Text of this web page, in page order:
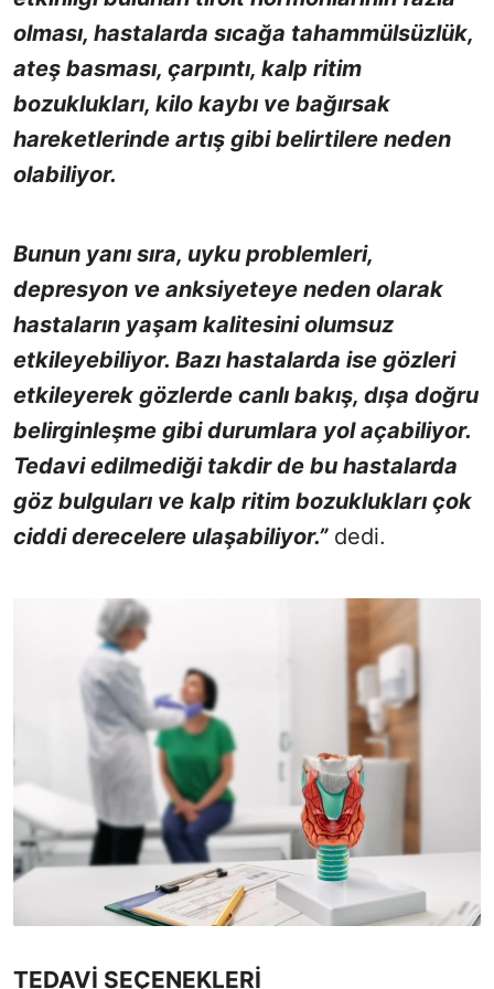
olması, hastalarda sıcağa tahammülsüzlük,
ateş basması, çarpıntı, kalp ritim
bozuklukları, kilo kaybı ve bağırsak
hareketlerinde artış gibi belirtilere neden
olabiliyor.
Bunun yanı sıra, uyku problemleri,
depresyon ve anksiyeteye neden olarak
hastaların yaşam kalitesini olumsuz
etkileyebiliyor. Bazı hastalarda ise gözleri
etkileyerek gözlerde canlı bakış, dışa doğru
belirginleşme gibi durumlara yol açabiliyor.
Tedavi edilmediği takdir de bu hastalarda
göz bulguları ve kalp ritim bozuklukları çok
ciddi derecelere ulaşabiliyor.”dedi.
TEDAVİ SEÇENEKLERİ